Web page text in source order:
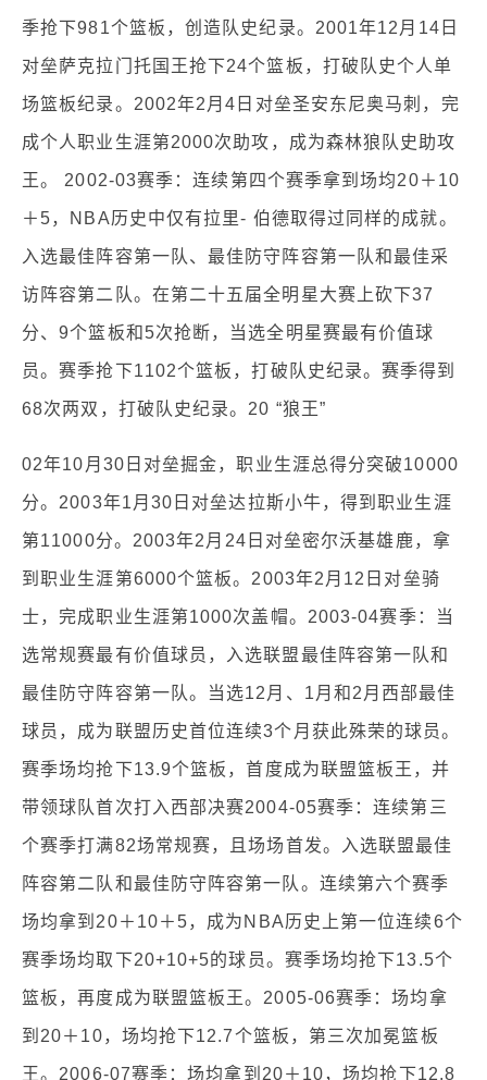
季抢下981个篮板，创造队史纪录。2001年12月14日
对垒萨克拉门托国王抢下24个篮板，打破队史个人单
场篮板纪录。2002年2月4日对垒圣安东尼奥马刺，完
成个人职业生涯第2000次助攻，成为森林狼队史助攻
王。 2002-03赛季：连续第四个赛季拿到场均20＋10
＋5，NBA历史中仅有拉里- 伯德取得过同样的成就。
入选最佳阵容第一队、最佳防守阵容第一队和最佳采
访阵容第二队。在第二十五届全明星大赛上砍下37
分、9个篮板和5次抢断，当选全明星赛最有价值球
员。赛季抢下1102个篮板，打破队史纪录。赛季得到
68次两双，打破队史纪录。20 “狼王”
02年10月30日对垒掘金，职业生涯总得分突破10000
分。2003年1月30日对垒达拉斯小牛，得到职业生涯
第11000分。2003年2月24日对垒密尔沃基雄鹿，拿
到职业生涯第6000个篮板。2003年2月12日对垒骑
士，完成职业生涯第1000次盖帽。2003-04赛季：当
选常规赛最有价值球员，入选联盟最佳阵容第一队和
最佳防守阵容第一队。当选12月、1月和2月西部最佳
球员，成为联盟历史首位连续3个月获此殊荣的球员。
赛季场均抢下13.9个篮板，首度成为联盟篮板王，并
带领球队首次打入西部决赛2004-05赛季：连续第三
个赛季打满82场常规赛，且场场首发。入选联盟最佳
阵容第二队和最佳防守阵容第一队。连续第六个赛季
场均拿到20＋10＋5，成为NBA历史上第一位连续6个
赛季场均取下20+10+5的球员。赛季场均抢下13.5个
篮板，再度成为联盟篮板王。2005-06赛季：场均拿
到20＋10，场均抢下12.7个篮板，第三次加冕篮板
王。2006-07赛季：场均拿到20＋10，场均抢下12.8